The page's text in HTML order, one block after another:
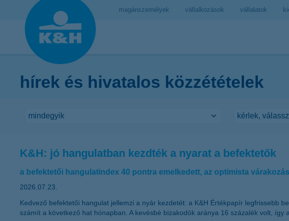
magánszemélyek vállalkozások vállalatok
hírek és hivatalos közzétételek
K&H: jó hangulatban kezdték a nyarat a befektetők
a befektetői hangulatindex 40 pontra emelkedett, az optimista
2026.07.23.
Kedvező befektetői hangulat jellemzi a nyár kezdetét: a K&H Értékpapír legfrissebb
számít a következő hat hónapban. A kevésbé bizakodók aránya 16 százalék volt, így